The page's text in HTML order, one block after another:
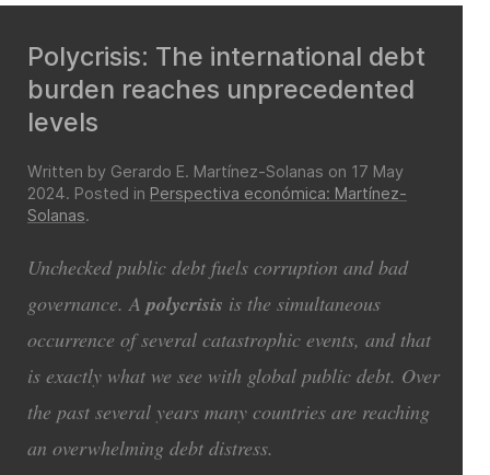
Polycrisis: The international debt
burden reaches unprecedented
levels
Written by Gerardo E. Martínez-Solanas on 17 May
2024. Posted in Perspectiva económica: Martínez-
Solanas.
Unchecked public debt fuels corruption and bad
governance. A polycrisis is the simultaneous
occurrence of several catastrophic events, and that
is exactly what we see with global public debt. Over
the past several years many countries are reaching
an overwhelming debt distress.